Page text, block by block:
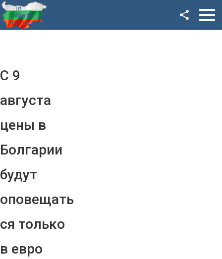
С 9
августа
цены в
Болгарии
будут
оповещать
ся только
в евро